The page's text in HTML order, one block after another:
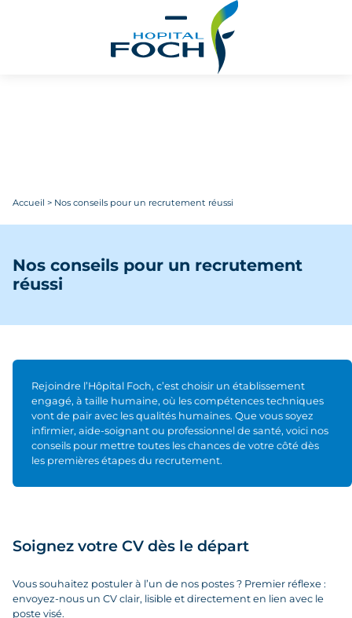
Accueil > Nos conseils pour un recrutement réussi
Nos conseils pour un recrutement
réussi
Rejoindre l’Hôpital Foch, c’est choisir un établissement
engagé, à taille humaine, où les compétences techniques
vont de pair avec les qualités humaines. Que vous soyez
infirmier, aide-soignant ou professionnel de santé, voici nos
conseils pour mettre toutes les chances de votre côté dès
les premières étapes du recrutement.
Soignez votre CV dès le départ
Vous souhaitez postuler à l’un de nos postes ? Premier réflexe :
envoyez-nous un CV clair, lisible et directement en lien avec le
poste visé.